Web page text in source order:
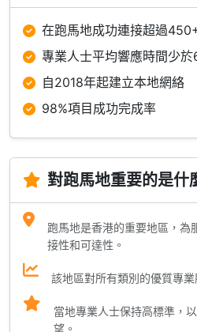
在跑馬地成功連接超過
專業人士平均響應時間少
自2018年起建立本地網絡
98%項目成功完成率
對跑馬地重要的是什
跑馬地是香港的重要地區，為
接性和可達性。
該地區對所有類別的優質專
當地專業人士保持高標準，
望。